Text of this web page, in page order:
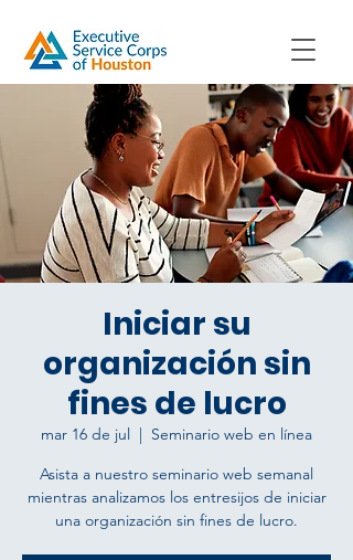
Iniciar su
organización sin
fines de lucro
mar 16 de jul
  |
Seminario web en línea
Asista a nuestro seminario web semanal
mientras analizamos los entresijos de iniciar
una organización sin fines de lucro.